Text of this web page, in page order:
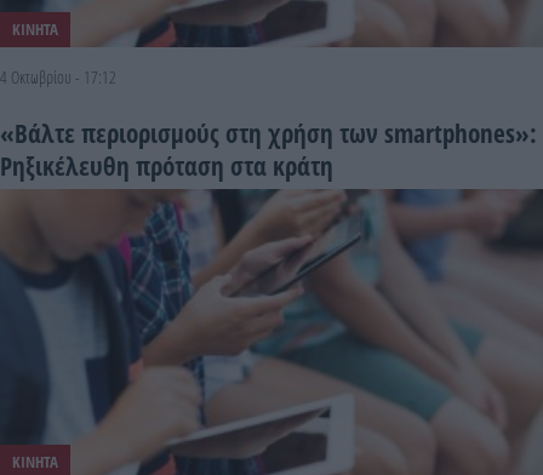
ΚΙΝΗΤΑ
4 Οκτωβρίου - 17:12
«Βάλτε περιορισμούς στη χρήση των smartphones»:
Ρηξικέλευθη πρόταση στα κράτη
ΚΙΝΗΤΑ